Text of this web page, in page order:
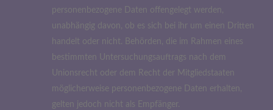
personenbezogene Daten offengelegt werden,
unabhängig davon, ob es sich bei ihr um einen Dritten
handelt oder nicht. Behörden, die im Rahmen eines
bestimmten Untersuchungsauftrags nach dem
Unionsrecht oder dem Recht der Mitgliedstaaten
möglicherweise personenbezogene Daten erhalten,
gelten jedoch nicht als Empfänger.